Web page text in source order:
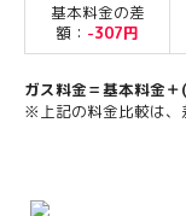
基本料金の差
額： -307円
ガス料金＝基本料金
※上記の料金比較は、